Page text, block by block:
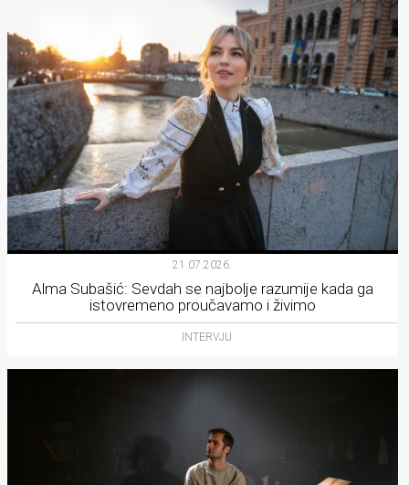
21.07.2026.
Alma Subašić: Sevdah se najbolje razumije kada ga
istovremeno proučavamo i živimo
INTERVJU